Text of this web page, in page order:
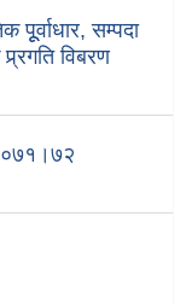
सम्पदा
विबरण